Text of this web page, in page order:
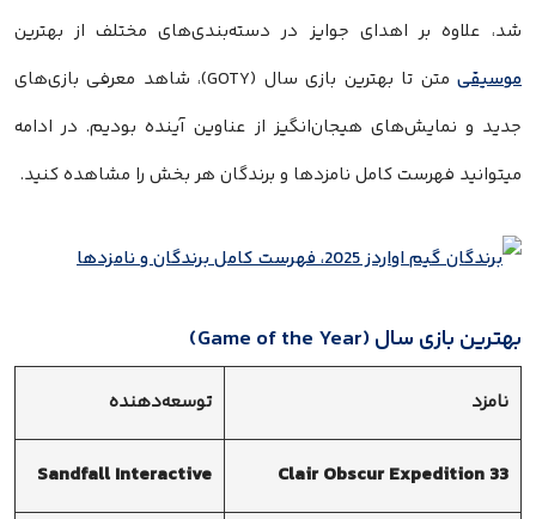
شد، علاوه بر اهدای جوایز در دسته‌بندی‌های مختلف از بهترین
موسیقی
متن تا بهترین بازی سال (GOTY)، شاهد معرفی بازی‌های
جدید و نمایش‌های هیجان‌انگیز از عناوین آینده بودیم. در ادامه
میتوانید فهرست کامل نامزدها و برندگان هر بخش را مشاهده کنید.
بهترین بازی سال (Game of the Year)
نامزد توسعه‌دهنده
Clair Obscur Expedition 33
Sandfall Interactive